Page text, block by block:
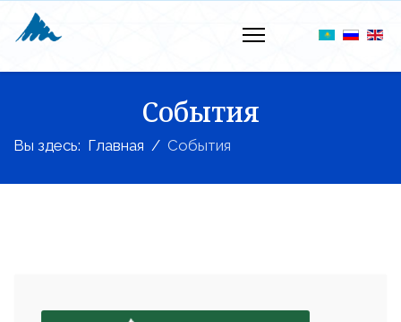
События
Вы здесь: Главная События